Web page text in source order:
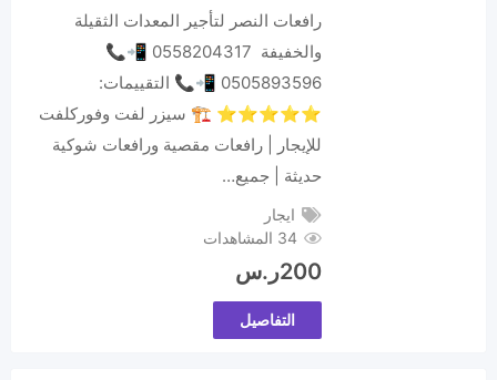
رافعات النصر لتأجير المعدات الثقيلة
والخفيفة 0558204317 📲📞
0505893596 📲📞 التقييمات:
⭐⭐⭐⭐⭐ 🏗️ سيزر لفت وفوركلفت
للإيجار | رافعات مقصية ورافعات شوكية
حديثة | جميع…
ايجار
34 المشاهدات
200ر.س
التفاصيل